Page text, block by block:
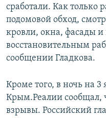
сработали. Как только
подомовой обход,
кровли, окна, фасады и
восстановительным
сообщении Гладкова.
Кроме того, в ночь на 3
Крым.Реалии сообщал,
взрывы. Российский